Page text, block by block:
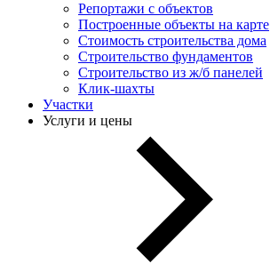
Репортажи с объектов
Построенные объекты на карте
Стоимость строительства дома
Строительство фундаментов
Строительство из ж/б панелей
Клик-шахты
Участки
Услуги и цены